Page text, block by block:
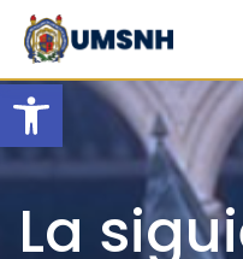
Open
Skip
content
La